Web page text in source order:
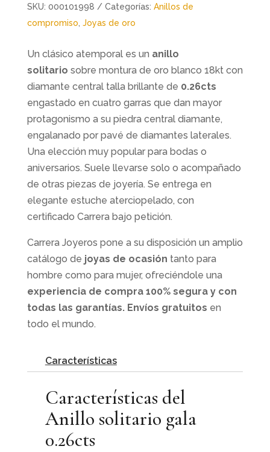
SKU: 000101998 Categorías: Anillos de
compromiso Joyas de oro
Un clásico atemporal es un anillo
solitario sobre montura de oro blanco 18kt con
diamante central talla brillante de 0.26cts
engastado en cuatro garras que dan mayor
protagonismo a su piedra central diamante,
engalanado por pavé de diamantes laterales.
Una elección muy popular para bodas o
aniversarios. Suele llevarse solo o acompañado
de otras piezas de joyería. Se entrega en
elegante estuche aterciopelado, con
certificado Carrera bajo petición.
Carrera Joyeros pone a su disposición un amplio
catálogo de joyas de ocasión tanto para
hombre como para mujer, ofreciéndole una
experiencia de compra 100% segura y con
todas las garantías. Envíos gratuitos en
todo el mundo.
Características
Características del
Anillo solitario gala
0.26cts